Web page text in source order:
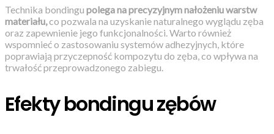
Technika bondingu polega na precyzyjnym nałożeniu warstw
materiału,co pozwala na uzyskanie naturalnego wyglądu zęba
oraz zapewnienie jego funkcjonalności. Warto również
wspomnieć o zastosowaniu systemów adhezyjnych, które
poprawiają przyczepność kompozytu do zęba, co wpływa na
trwałość przeprowadzonego zabiegu.
Efekty bondingu zębów